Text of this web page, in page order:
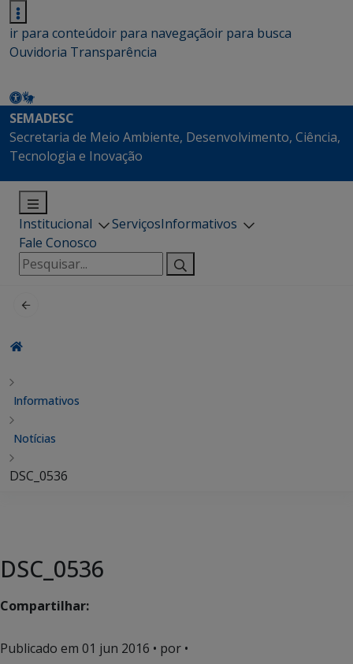
ir para conteúdoir para navegaçãoir para busca
Ouvidoria Transparência
SEMADESC
Secretaria de Meio Ambiente, Desenvolvimento, Ciência,
Tecnologia e Inovação
Institucional ServiçosInformativos
Fale Conosco
Pesquisar
por:
Informativos
Notícias
DSC_0536
DSC_0536
Compartilhar:
Publicado em 01 jun 2016 • por •